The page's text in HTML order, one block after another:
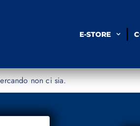
E-STORE
non ci sia.